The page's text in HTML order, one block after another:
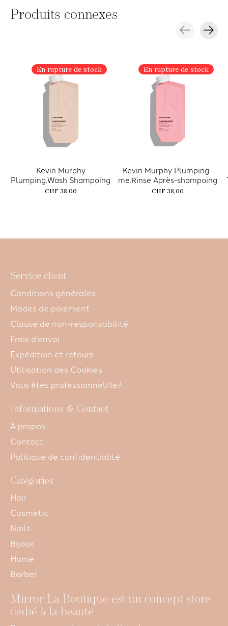
Produits connexes
En rupture de stock
Kevin Murphy
Plumping.Wash Shampoing
CHF 38,00
En rupture de stock
Kevin Murphy Plumping-
me.Rinse Après-shampoing
CHF 38,00
Service client
Conditions générales
Modes de paiement
Clause de non-responsabilité
Frais d'envoi
Expédition et retours
Utilisation des Cookies
Vous êtes professionnel/le?
Informations & Contact
A propos
Contact
Politique de confidentialité
Catégories
Hair
Cosmetic
Nails
Bijoux
Home
Barber
Mirror La Boutique est un concept store
dédié à la beauté